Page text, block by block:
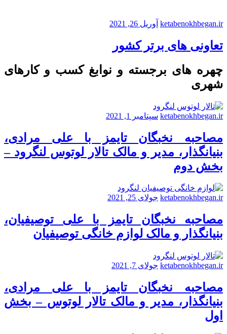
ketabenokhbegan.ir آوریل 26, 2021
تعاونی های برتر کشور
چهره های برجسته و نوابغ کسب و کارهای
شهری
ketabenokhbegan.ir سپتامبر 1, 2021
مصاحبه نخبگان تایمز با علی مرادی،
بنیانگذار، مدیر و مالک تالار لوتوس لنگرود –
بخش دوم
ketabenokhbegan.ir جولای 25, 2021
مصاحبه نخبگان تایمز با علی توصیفیان،
بنیانگذار و مالک لوازم خانگی توصیفیان
ketabenokhbegan.ir جولای 7, 2021
مصاحبه نخبگان تایمز با علی مرادی،
بنیانگذار، مدیر و مالک تالار لوتوس – بخش
اول